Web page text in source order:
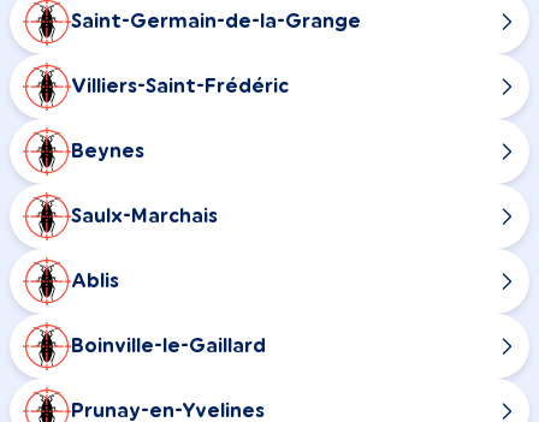
Saint-Germain-de-la-Grange
Villiers-Saint-Frédéric
Beynes
Saulx-Marchais
Ablis
Boinville-le-Gaillard
Prunay-en-Yvelines